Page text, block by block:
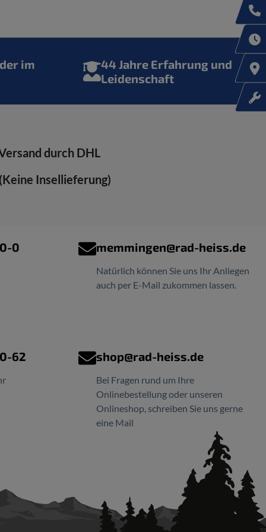
im
44 Jahre Erfahrung und
Leidenschaft
durch DHL
Insellieferung)
0 memmingen@rad-heiss.de
Natürlich können Sie uns Ihr Anliegen
auch per E-Mail zukommen lassen.
62 shop@rad-heiss.de
Bei Fragen rund um Ihre
Onlinebestellung oder unseren
Onlineshop, schreiben Sie uns gerne
eine Mail